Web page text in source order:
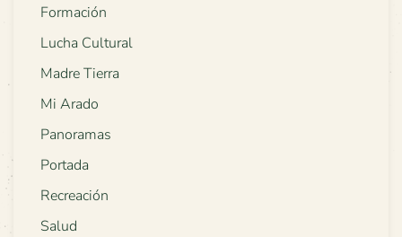
Formación
Lucha Cultural
Madre Tierra
Mi Arado
Panoramas
Portada
Recreación
Salud